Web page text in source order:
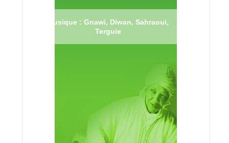
Musique : Gnawi, Diwan, Sahraoui,
Terguie